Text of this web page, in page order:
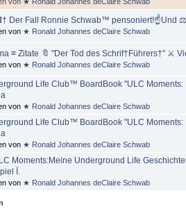
Der Fall Ronnie Schwab™ pensoniert!☝Und
von ★ Ronald Johannes deClaire Schwab
≡ Zitate 🔖 "Der Tod des Schrif†Führers†" ⚔
von ★ Ronald Johannes deClaire Schwab
Life Club™ BoardBook "ULC Moments:
von ★ Ronald Johannes deClaire Schwab
Life Club™ BoardBook "ULC Moments:
von ★ Ronald Johannes deClaire Schwab
Moments:Meine Underground Life
Ï.
von ★ Ronald Johannes deClaire Schwab